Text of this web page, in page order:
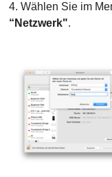
4. Wählen Sie im
“Netzwerk".